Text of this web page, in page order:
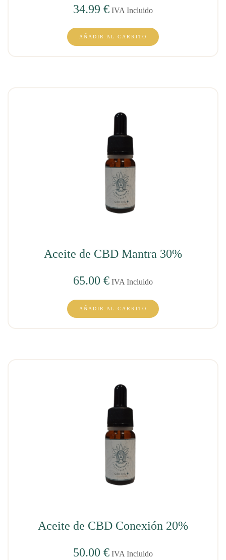
34.99 € IVA Incluido
AÑADIR AL CARRITO
Aceite de CBD Mantra 30%
65.00 € IVA Incluido
AÑADIR AL CARRITO
Aceite de CBD Conexión 20%
50.00 € IVA Incluido